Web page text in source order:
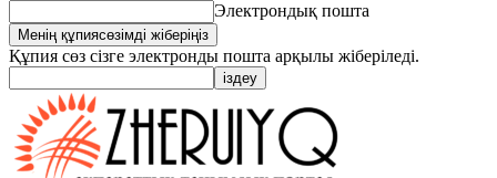
Электрондық пошта
Құпия сөз сізге электронды пошта арқылы жіберіледі.